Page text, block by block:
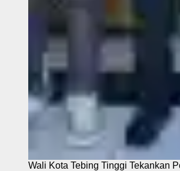
Wali Kota Tebing Tinggi Tekankan